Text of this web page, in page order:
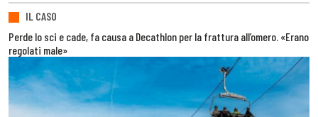
IL CASO
Perde lo sci e cade, fa causa a Decathlon per la frattura all’omero. «Erano
regolati male»